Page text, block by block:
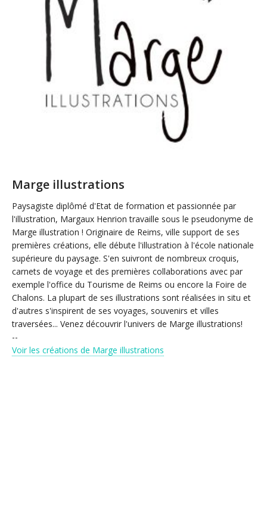
Marge illustrations
Paysagiste diplômé d'Etat de formation et passionnée par
l'illustration, Margaux Henrion travaille sous le pseudonyme de
Marge illustration ! Originaire de Reims, ville support de ses
premières créations, elle débute l'illustration à l'école nationale
supérieure du paysage. S'en suivront de nombreux croquis,
carnets de voyage et des premières collaborations avec par
exemple l'office du Tourisme de Reims ou encore la Foire de
Chalons. La plupart de ses illustrations sont réalisées in situ et
d'autres s'inspirent de ses voyages, souvenirs et villes
traversées... Venez découvrir l'univers de Marge illustrations!
--
Voir les créations de Marge illustrations